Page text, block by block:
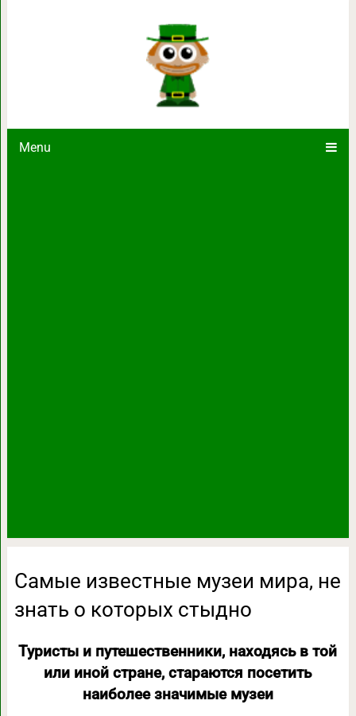
Menu
Самые известные музеи мира,
Самые известные музеи мира, не
знать о которых стыдно
Туристы и путешественники, находясь в той
или иной стране, стараются посетить
наиболее значимые музеи